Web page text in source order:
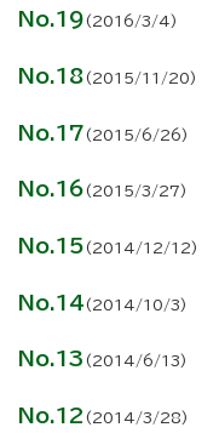
No.19(2016/3/4)
No.18(2015/11/20)
No.17(2015/6/26)
No.16(2015/3/27)
No.15(2014/12/12)
No.14(2014/10/3)
No.13 (2014/6/13)
No.12 (2014/3/28)